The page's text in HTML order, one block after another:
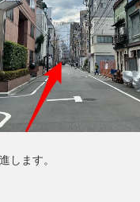
します。